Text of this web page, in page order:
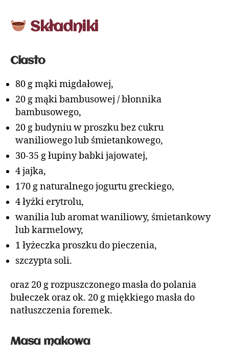
Składniki
Ciasto
80 g mąki migdałowej,
20 g mąki bambusowej / błonnika
bambusowego,
20 g budyniu w proszku bez cukru
waniliowego lub śmietankowego,
30-35 g łupiny babki jajowatej,
4 jajka,
170 g naturalnego jogurtu greckiego,
4 łyżki erytrolu,
wanilia lub aromat waniliowy, śmietankowy
lub karmelowy,
1 łyżeczka proszku do pieczenia,
szczypta soli.
oraz 20 g rozpuszczonego masła do polania
bułeczek oraz ok. 20 g miękkiego masła do
natłuszczenia foremek.
Masa makowa